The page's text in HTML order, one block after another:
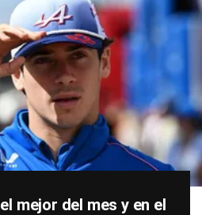
mejor del mes y en el